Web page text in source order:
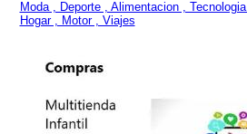
Moda , Deporte , Alimentacion , Tecnologia ,
Hogar , Motor , Viajes